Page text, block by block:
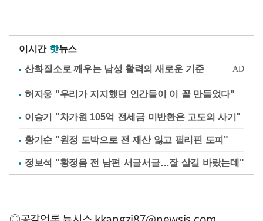
이시간 핫뉴스
허지웅 "우리가 지지했던 인간들이 이 꼴 만들었다"
이승기 "차가원 105억 전세금 미반환은 고도의 사기"
황기순 "원정 도박으로 전 재산 잃고 필리핀 도피"
정보석 "황정음 전 남편 서글서글…잘 살길 바랐는데"